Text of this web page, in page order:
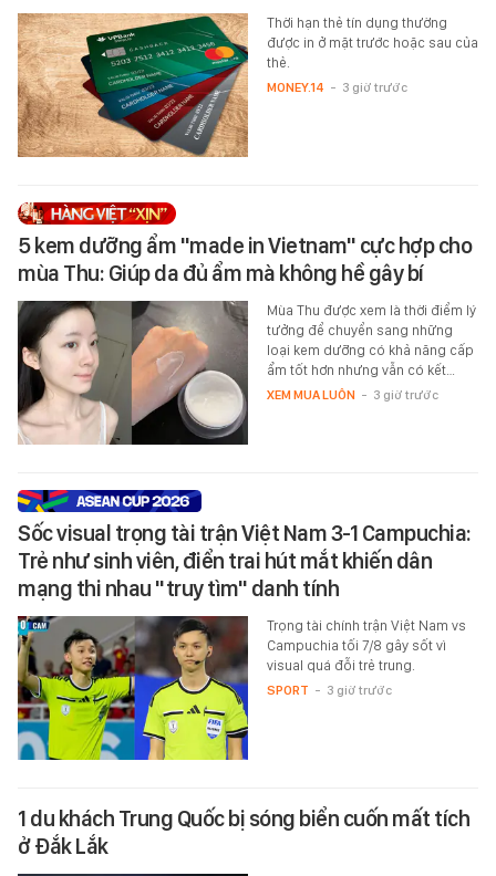
Thời hạn thẻ tín dụng thường
được in ở mặt trước hoặc sau của
thẻ.
MONEY.14 - 3 giờ trước
5 kem dưỡng ẩm "made in Vietnam" cực hợp cho
mùa Thu: Giúp da đủ ẩm mà không hề gây bí
Mùa Thu được xem là thời điểm lý
tưởng để chuyển sang những
loại kem dưỡng có khả năng cấp
ẩm tốt hơn nhưng vẫn có kết…
XEM MUA LUÔN - 3 giờ trước
Sốc visual trọng tài trận Việt Nam 3-1 Campuchia:
Trẻ như sinh viên, điển trai hút mắt khiến dân
mạng thi nhau "truy tìm" danh tính
Trọng tài chính trận Việt Nam vs
Campuchia tối 7/8 gây sốt vì
visual quá đỗi trẻ trung.
SPORT - 3 giờ trước
1 du khách Trung Quốc bị sóng biển cuốn mất tích
ở Đắk Lắk